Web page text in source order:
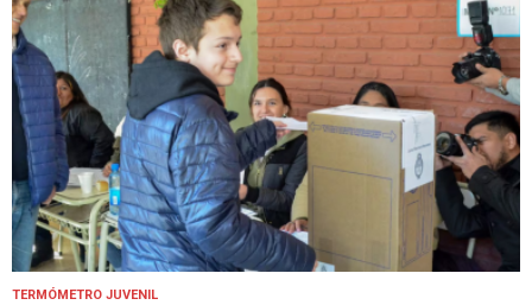
TERMÓMETRO JUVENIL